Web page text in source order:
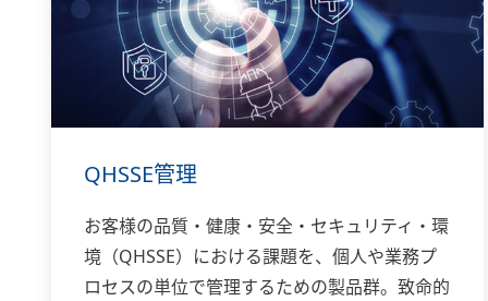
QHSSE管理
お客様の品質・健康・安全・セキュリティ・環
境（QHSSE）における課題を、個人や業務プ
ロセスの単位で管理するための製品群。致命的